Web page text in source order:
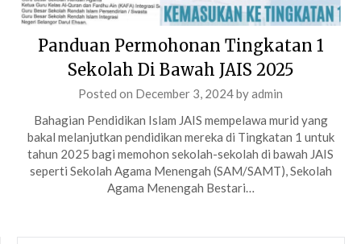
Panduan Permohonan Tingkatan 1
Sekolah Di Bawah JAIS 2025
Posted on December 3, 2024byadmin
Bahagian Pendidikan Islam JAIS mempelawa murid yang
bakal melanjutkan pendidikan mereka di Tingkatan 1 untuk
tahun 2025 bagi memohon sekolah-sekolah di bawah JAIS
seperti Sekolah Agama Menengah (SAM/SAMT), Sekolah
Agama Menengah Bestari…